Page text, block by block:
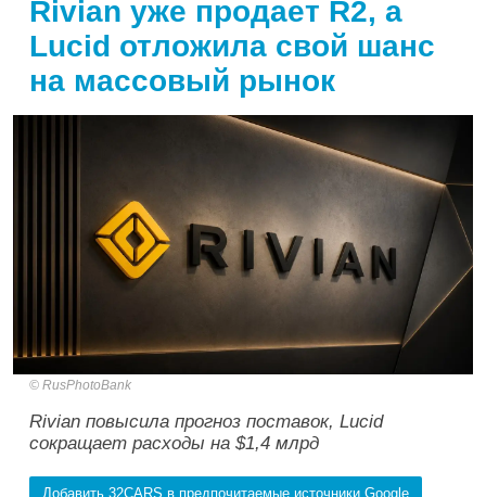
Rivian уже продает R2, а
Lucid отложила свой шанс
на массовый рынок
RusPhotoBank
Rivian повысила прогноз поставок, Lucid
сокращает расходы на $1,4 млрд
Добавить 32CARS в предпочитаемые источники Google